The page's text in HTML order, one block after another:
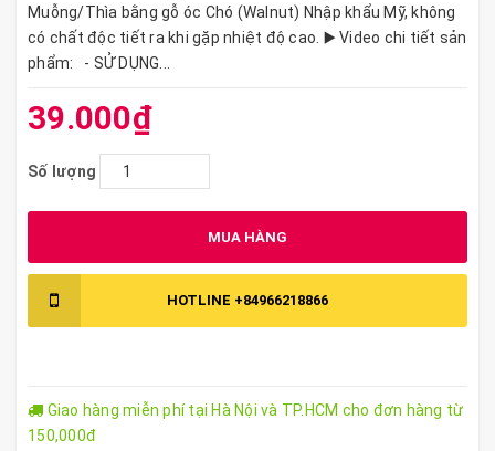
Muỗng/Thìa bằng gỗ óc Chó (Walnut) Nhập khẩu Mỹ, không
có chất độc tiết ra khi gặp nhiệt độ cao. ▶️ Video chi tiết sản
phẩm: - SỬ DỤNG...
39.000₫
Số lượng
MUA HÀNG
HOTLINE +84966218866
Giao hàng miễn phí tại Hà Nội và TP.HCM cho đơn hàng từ
150,000đ